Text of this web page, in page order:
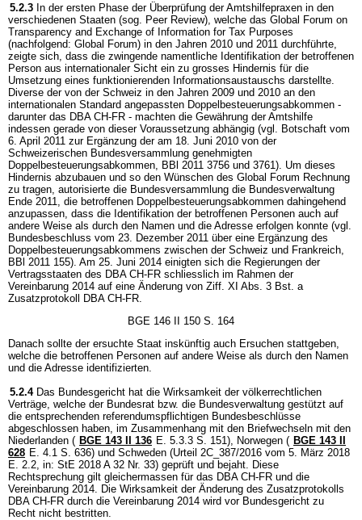
5.2.3 In der ersten Phase der Überprüfung der Amtshilfepraxen in den
verschiedenen Staaten (sog. Peer Review), welche das Global Forum on
Transparency and Exchange of Information for Tax Purposes
(nachfolgend: Global Forum) in den Jahren 2010 und 2011 durchführte,
zeigte sich, dass die zwingende namentliche Identifikation der betroffenen
Person aus internationaler Sicht ein zu grosses Hindernis für die
Umsetzung eines funktionierenden Informationsaustauschs darstellte.
Diverse der von der Schweiz in den Jahren 2009 und 2010 an den
internationalen Standard angepassten Doppelbesteuerungsabkommen -
darunter das DBA CH-FR - machten die Gewährung der Amtshilfe
indessen gerade von dieser Voraussetzung abhängig (vgl. Botschaft vom
6. April 2011 zur Ergänzung der am 18. Juni 2010 von der
Schweizerischen Bundesversammlung genehmigten
Doppelbesteuerungsabkommen, BBl 2011 3756 und 3761). Um dieses
Hindernis abzubauen und so den Wünschen des Global Forum Rechnung
zu tragen, autorisierte die Bundesversammlung die Bundesverwaltung
Ende 2011, die betroffenen Doppelbesteuerungsabkommen dahingehend
anzupassen, dass die Identifikation der betroffenen Personen auch auf
andere Weise als durch den Namen und die Adresse erfolgen konnte (vgl.
Bundesbeschluss vom 23. Dezember 2011 über eine Ergänzung des
Doppelbesteuerungsabkommens zwischen der Schweiz und Frankreich,
BBl 2011 155). Am 25. Juni 2014 einigten sich die Regierungen der
Vertragsstaaten des DBA CH-FR schliesslich im Rahmen der
Vereinbarung 2014 auf eine Änderung von Ziff. XI Abs. 3 Bst. a
Zusatzprotokoll DBA CH-FR.
BGE 146 II 150 S. 164
Danach sollte der ersuchte Staat inskünftig auch Ersuchen stattgeben,
welche die betroffenen Personen auf andere Weise als durch den Namen
und die Adresse identifizierten.
5.2.4 Das Bundesgericht hat die Wirksamkeit der völkerrechtlichen
Verträge, welche der Bundesrat bzw. die Bundesverwaltung gestützt auf
die entsprechenden referendumspflichtigen Bundesbeschlüsse
abgeschlossen haben, im Zusammenhang mit den Briefwechseln mit den
Niederlanden ( BGE 143 II 136 E. 5.3.3 S. 151), Norwegen ( BGE 143 II
628 E. 4.1 S. 636) und Schweden (Urteil 2C_387/2016 vom 5. März 2018
E. 2.2, in: StE 2018 A 32 Nr. 33) geprüft und bejaht. Diese
Rechtsprechung gilt gleichermassen für das DBA CH-FR und die
Vereinbarung 2014. Die Wirksamkeit der Änderung des Zusatzprotokolls
DBA CH-FR durch die Vereinbarung 2014 wird vor Bundesgericht zu
Recht nicht bestritten.